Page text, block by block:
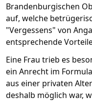
Brandenburgischen
auf, welche
"Vergessens" von
entsprechende
Eine Frau trieb es
ein Anrecht im
aus einer privaten
deshalb möglich war,